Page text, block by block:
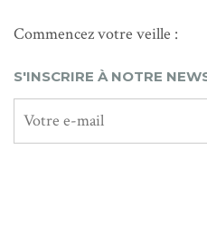
Commencez votre veille :
S'INSCRIRE À NOTRE